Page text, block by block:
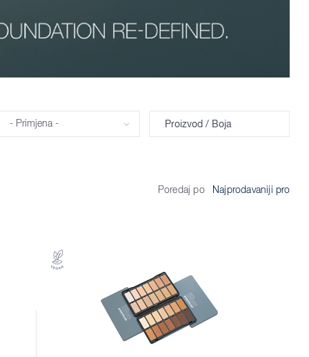
Primjena Proizvod / Boja
Poredaj po